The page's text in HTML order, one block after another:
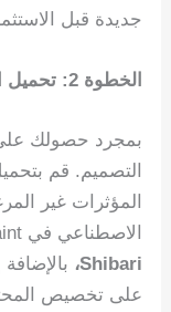
جديدة قبل
الخطوة 2: تحميل المحتوى الخاص بك وتخصيصه
بمجرد حصولك على
التصميم. قم
المؤثرات غير
الاصطناعي في DreamPaint خيارات مثل
Shibari،
على تخصيص